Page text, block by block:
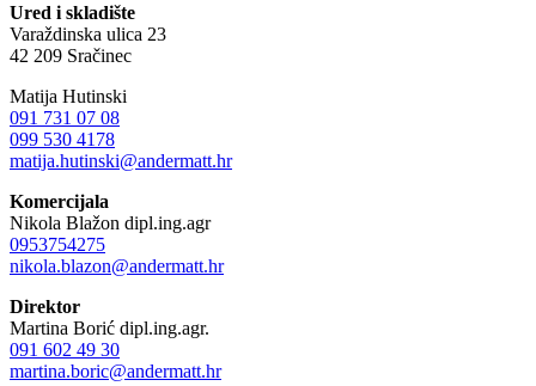
Ured i skladište
Varaždinska ulica 23
42 209 Sračinec
Matija Hutinski
091 731 07 08
099 530 4178
matija.hutinski@andermatt.hr
Komercijala
Nikola Blažon dipl.ing.agr
0953754275
nikola.blazon@andermatt.hr
Direktor
Martina Borić dipl.ing.agr.
091 602 49 30
martina.boric@andermatt.hr